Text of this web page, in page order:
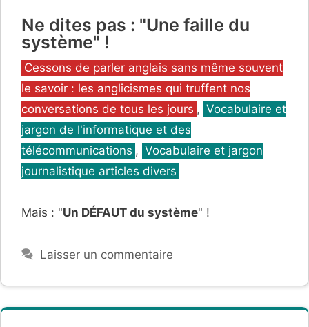
Ne dites pas : "Une faille du
système" !
Catégories
Cessons de parler anglais sans même souvent
le savoir : les anglicismes qui truffent nos
conversations de tous les jours , Vocabulaire et
jargon de l'informatique et des
télécommunications , Vocabulaire et jargon
journalistique articles divers
Mais : "Un DÉFAUT du système" !
Laisser un commentaire